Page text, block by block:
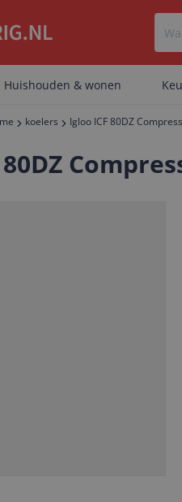
Huishouden & wonen
koelers Igloo ICF 80DZ